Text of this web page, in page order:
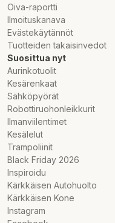
Oiva-raportti
Ilmoituskanava
Evästekäytännöt
Tuotteiden takaisinvedot
Suosittua nyt
Aurinkotuolit
Kesärenkaat
Sähköpyörät
Robottiruohonleikkurit
Ilmanviilentimet
Kesälelut
Trampoliinit
Black Friday 2026
Inspiroidu
Kärkkäisen Autohuolto
Kärkkäisen Kone
Instagram